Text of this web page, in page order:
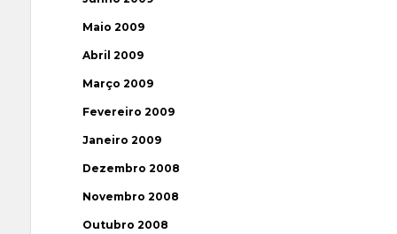
Maio 2009
Abril 2009
Março 2009
Fevereiro 2009
Janeiro 2009
Dezembro 2008
Novembro 2008
Outubro 2008